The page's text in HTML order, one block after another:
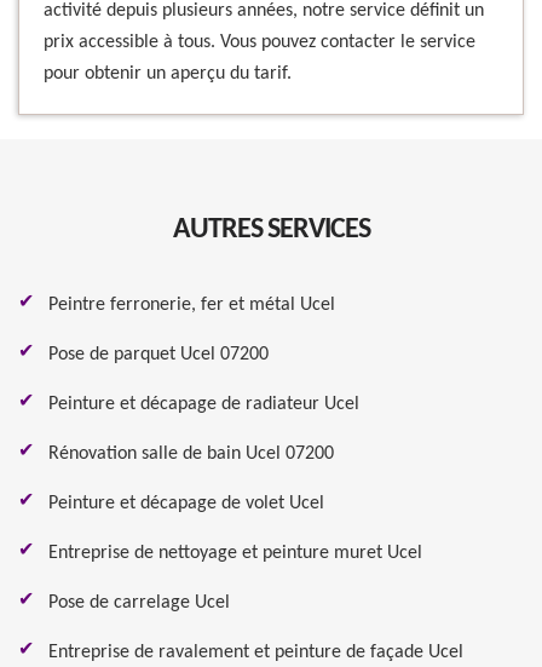
activité depuis plusieurs années, notre service définit un
prix accessible à tous. Vous pouvez contacter le service
pour obtenir un aperçu du tarif.
AUTRES SERVICES
Peintre ferronerie, fer et métal Ucel
Pose de parquet Ucel 07200
Peinture et décapage de radiateur Ucel
Rénovation salle de bain Ucel 07200
Peinture et décapage de volet Ucel
Entreprise de nettoyage et peinture muret Ucel
Pose de carrelage Ucel
Entreprise de ravalement et peinture de façade Ucel